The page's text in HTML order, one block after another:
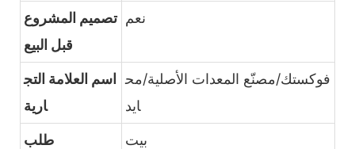
تصميم المشروع
قبل البيع
نعم
اسم العلامة التج
ارية
فوكستك/مصنّع المعدات الأصلية/مح
ايد
طلب بيت